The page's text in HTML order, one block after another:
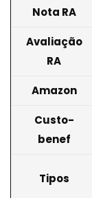
Nota RA
Avaliação
RA
Amazon
Custo-
benef
Tipos